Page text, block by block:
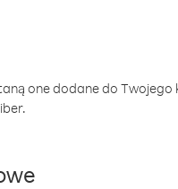
one dodane do